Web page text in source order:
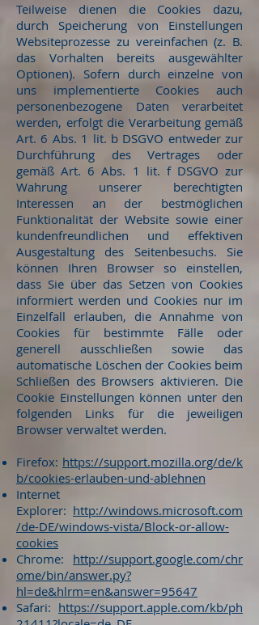
Teilweise dienen die Cookies dazu,
durch Speicherung von Einstellungen
Websiteprozesse zu vereinfachen (z. B.
das Vorhalten bereits ausgewählter
Optionen). Sofern durch einzelne von
uns implementierte Cookies auch
personenbezogene Daten verarbeitet
werden, erfolgt die Verarbeitung gemäß
Art. 6 Abs. 1 lit. b DSGVO entweder zur
Durchführung des Vertrages oder
gemäß Art. 6 Abs. 1 lit. f DSGVO zur
Wahrung unserer berechtigten
Interessen an der bestmöglichen
Funktionalität der Website sowie einer
kundenfreundlichen und effektiven
Ausgestaltung des Seitenbesuchs. Sie
können Ihren Browser so einstellen,
dass Sie über das Setzen von Cookies
informiert werden und Cookies nur im
Einzelfall erlauben, die Annahme von
Cookies für bestimmte Fälle oder
generell ausschließen sowie das
automatische Löschen der Cookies beim
Schließen des Browsers aktivieren. Die
Cookie Einstellungen können unter den
folgenden Links für die jeweiligen
Browser verwaltet werden.
Firefox: https://support.mozilla.org/de/k
b/cookies-erlauben-und-ablehnen
Internet
Explorer: http://windows.microsoft.com
/de-DE/windows-vista/Block-or-allow-
cookies
Chrome: http://support.google.com/chr
ome/bin/answer.py?
hl=de&hlrm=en&answer=95647
Safari: https://support.apple.com/kb/ph